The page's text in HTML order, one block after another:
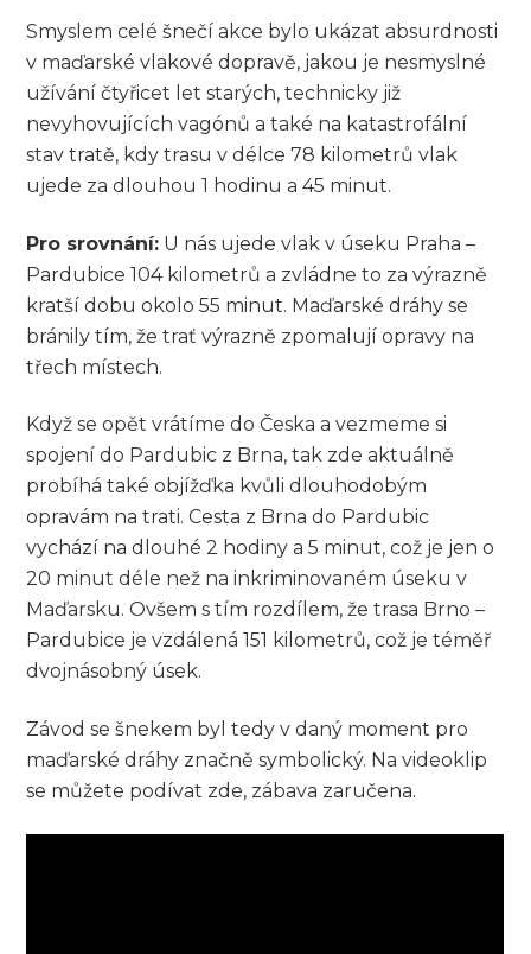
Smyslem celé šnečí akce bylo ukázat absurdnosti
v maďarské vlakové dopravě, jakou je nesmyslné
užívání čtyřicet let starých, technicky již
nevyhovujících vagónů a také na katastrofální
stav tratě, kdy trasu v délce 78 kilometrů vlak
ujede za dlouhou 1 hodinu a 45 minut.
Pro srovnání: U nás ujede vlak v úseku Praha –
Pardubice 104 kilometrů a zvládne to za výrazně
kratší dobu okolo 55 minut. Maďarské dráhy se
bránily tím, že trať výrazně zpomalují opravy na
třech místech.
Když se opět vrátíme do Česka a vezmeme si
spojení do Pardubic z Brna, tak zde aktuálně
probíhá také objížďka kvůli dlouhodobým
opravám na trati. Cesta z Brna do Pardubic
vychází na dlouhé 2 hodiny a 5 minut, což je jen o
20 minut déle než na inkriminovaném úseku v
Maďarsku. Ovšem s tím rozdílem, že trasa Brno –
Pardubice je vzdálená 151 kilometrů, což je téměř
dvojnásobný úsek.
Závod se šnekem byl tedy v daný moment pro
maďarské dráhy značně symbolický. Na videoklip
se můžete podívat zde, zábava zaručena.